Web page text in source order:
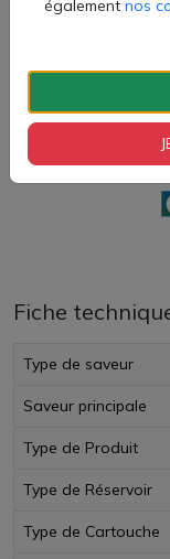
Quantité
Fiche
Type de saveur
Saveur principale
Type de Produit
Type de Réservoir
Type de Cartouche
également nos